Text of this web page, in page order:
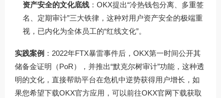
资产安全的文化底线 ：OKX提出“冷热钱包分离、多重签
名、定期审计”三大铁律，这种对用户资产安全的极端重
视，已内化为全体员工的“红线文化”。
实践案例 ：2022年FTX暴雷事件后，OKX第一时间公开其
储备金证明（PoR），并推出“默克尔树审计”功能，这种透
明的文化，直接帮助平台在危机中逆势获得用户增长，如
果您希望下载OKX官方应用，可以前往OKX官网下载获取